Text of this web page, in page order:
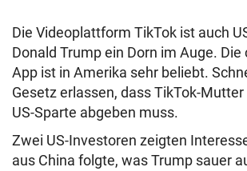
Die Videoplattform TikTok ist auch
Donald Trump ein Dorn im Auge. Die
App ist in Amerika sehr beliebt.
Gesetz erlassen, dass TikTok-
US-Sparte abgeben muss.
Zwei US-Investoren zeigten
aus China folgte, was Trump sauer